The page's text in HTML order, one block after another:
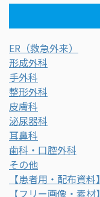
ER（救急外来）
形成外科
手外科
整形外科
皮膚科
泌尿器科
耳鼻科
歯科・口腔外科
その他
【患者用・配布資料】
【フリー画像・素材】